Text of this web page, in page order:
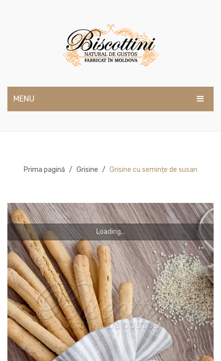
MENU
CONTACTE
ROMÂNĂ
Română
Русский
КОНТАКТЫ
Prima pagină / Grisine / Grisine cu semințe de susan
Loading...